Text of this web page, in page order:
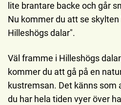
lite brantare backe och går
Nu kommer du att se
Hilleshögs dalar".
Väl framme i Hilleshögs
kommer du att gå på en
kustremsan. Det känns som
du har hela tiden vyer över